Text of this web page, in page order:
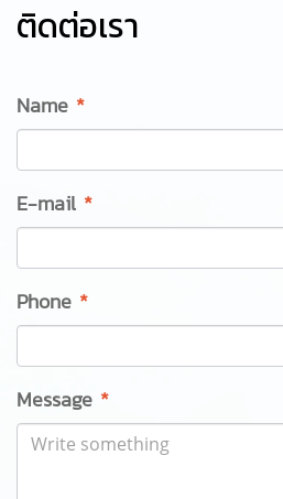
ติดต่อเรา
Name *
E-mail *
Phone *
Message *